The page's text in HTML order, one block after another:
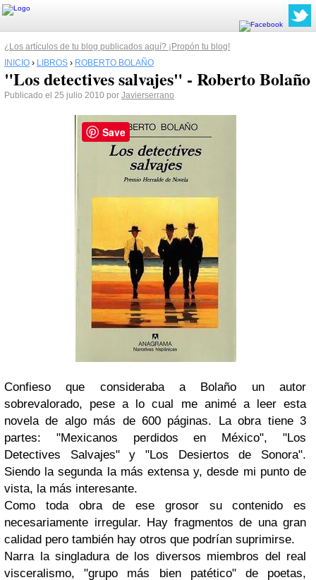
¿Los artículos de tu blog publicados aquí? ¡Propón tu blog!
INICIO › LIBROS › ROBERTO BOLAÑO
"Los detectives salvajes" - Roberto Bolaño
Publicado el 25 julio 2010 por Javierserrano
Confieso que consideraba a Bolaño un autor
sobrevalorado, pese a lo cual me animé a leer esta
novela de algo más de 600 páginas. La obra tiene 3
partes: "Mexicanos perdidos en México", "Los
Detectives Salvajes" y "Los Desiertos de Sonora".
Siendo la segunda la más extensa y, desde mi punto de
vista, la más interesante.
Como toda obra de ese grosor su contenido es
necesariamente irregular. Hay fragmentos de una gran
calidad pero también hay otros que podrían suprimirse.
Narra la singladura de los diversos miembros del real
visceralismo, "grupo más bien patético" de poetas,
Save